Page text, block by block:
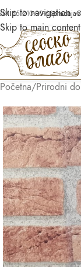
Skip to navigation
Skip to main content
65 210-90-66
Početna/Prirodni